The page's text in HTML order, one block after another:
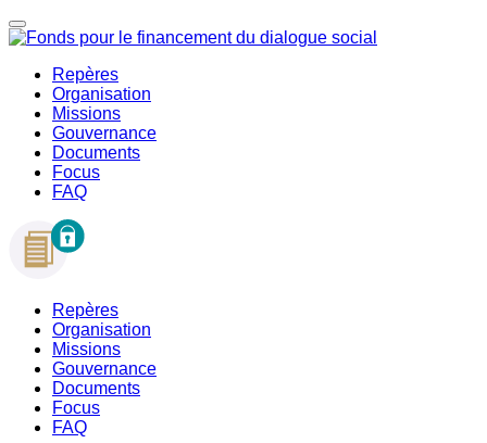
Repères
Organisation
Missions
Gouvernance
Documents
Focus
FAQ
Repères
Organisation
Missions
Gouvernance
Documents
Focus
FAQ